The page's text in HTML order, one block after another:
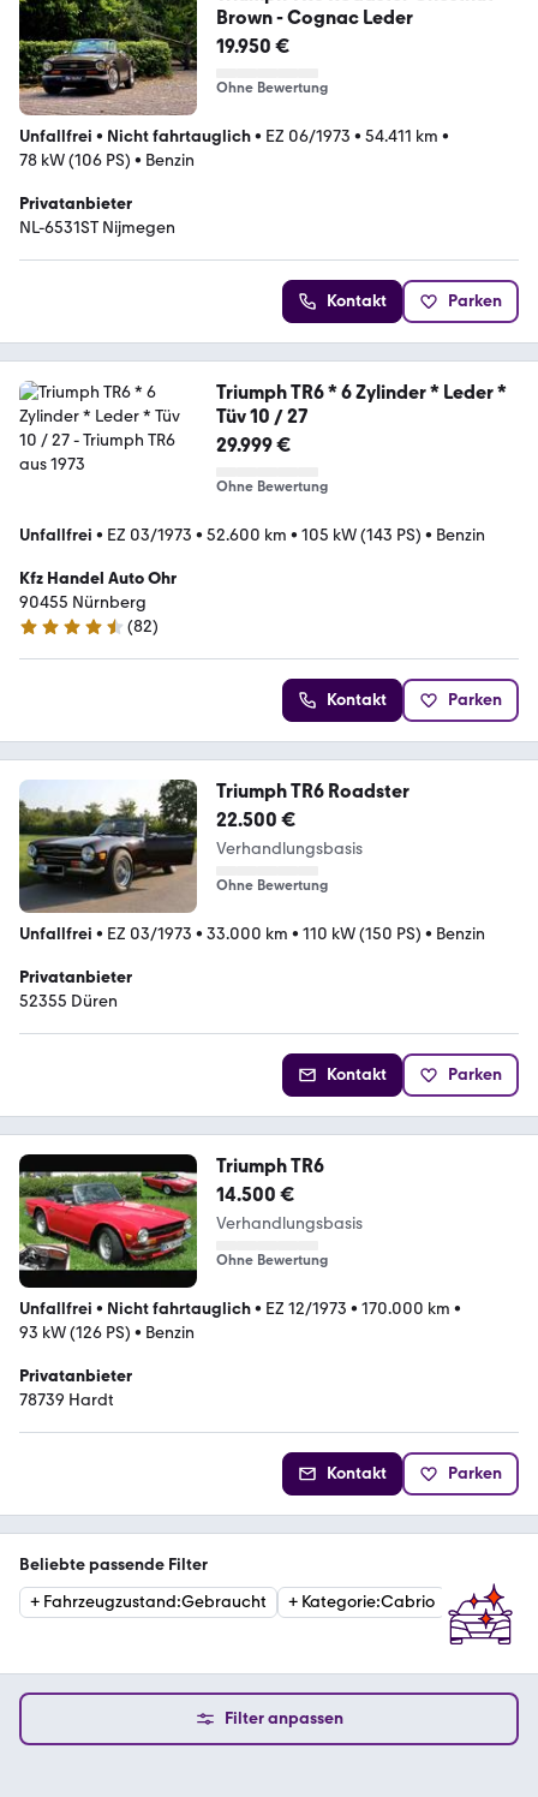
Brown - Cognac Leder
19.950 €
Ohne Bewertung
Unfallfrei • Nicht fahrtauglich• EZ 06/1973 • 54.411 km •
78 kW (106 PS) • Benzin
Privatanbieter
NL-6531ST Nijmegen
Kontakt Parken
Triumph TR6 * 6 Zylinder * Leder *
Tüv 10 / 27
29.999 €
Ohne Bewertung
Unfallfrei • EZ 03/1973 • 52.600 km • 105 kW (143 PS) • Benzin
Kfz Handel Auto Ohr
90455 Nürnberg
4.7 Sterne
(82)
Kontakt Parken
Triumph TR6 Roadster
22.500 €
Verhandlungsbasis
Ohne Bewertung
Unfallfrei • EZ 03/1973 • 33.000 km • 110 kW (150 PS) • Benzin
Privatanbieter
52355 Düren
Kontakt Parken
Triumph TR6
14.500 €
Verhandlungsbasis
Ohne Bewertung
Unfallfrei • Nicht fahrtauglich• EZ 12/1973 • 170.000 km •
93 kW (126 PS) • Benzin
Privatanbieter
78739 Hardt
Kontakt Parken
Beliebte passende Filter
+ Fahrzeugzustand:Gebraucht + Kategorie:Cabrio
Filter anpassen